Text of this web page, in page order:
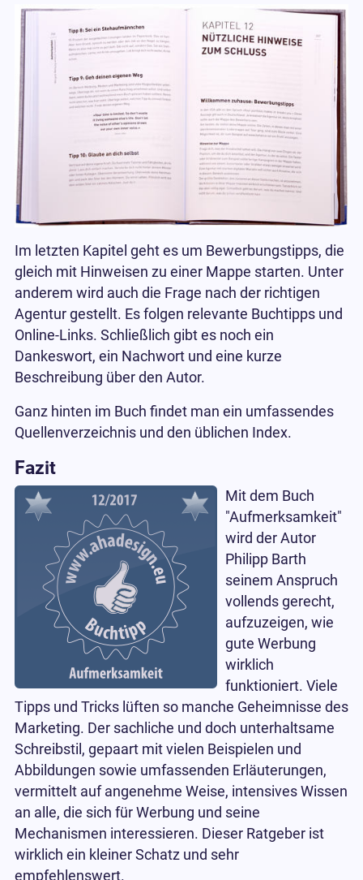
Im letzten Kapitel geht es um Bewerbungstipps, die
gleich mit Hinweisen zu einer Mappe starten. Unter
anderem wird auch die Frage nach der richtigen
Agentur gestellt. Es folgen relevante Buchtipps und
Online-Links. Schließlich gibt es noch ein
Dankeswort, ein Nachwort und eine kurze
Beschreibung über den Autor.
Ganz hinten im Buch findet man ein umfassendes
Quellenverzeichnis und den üblichen Index.
Fazit
Mit dem Buch
"Aufmerksamkeit"
wird der Autor
Philipp Barth
seinem Anspruch
vollends gerecht,
aufzuzeigen, wie
gute Werbung
wirklich
funktioniert. Viele
Tipps und Tricks lüften so manche Geheimnisse des
Marketing. Der sachliche und doch unterhaltsame
Schreibstil, gepaart mit vielen Beispielen und
Abbildungen sowie umfassenden Erläuterungen,
vermittelt auf angenehme Weise, intensives Wissen
an alle, die sich für Werbung und seine
Mechanismen interessieren. Dieser Ratgeber ist
wirklich ein kleiner Schatz und sehr
empfehlenswert.